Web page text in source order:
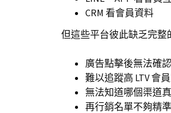
CRM 看會員資料
但這些平台彼此缺乏完整
廣告點擊後無法確
難以追蹤高 LTV 會
無法知道哪個渠道
再行銷名單不夠精準